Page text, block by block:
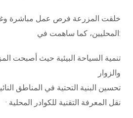
خلقت المزرعة فرص عمل مباشرة
المحليين، كما ساهمت في:
والزوار
· تحسين البنية التحتية في المناطق
· نقل المعرفة التقنية للكوادر المحلية